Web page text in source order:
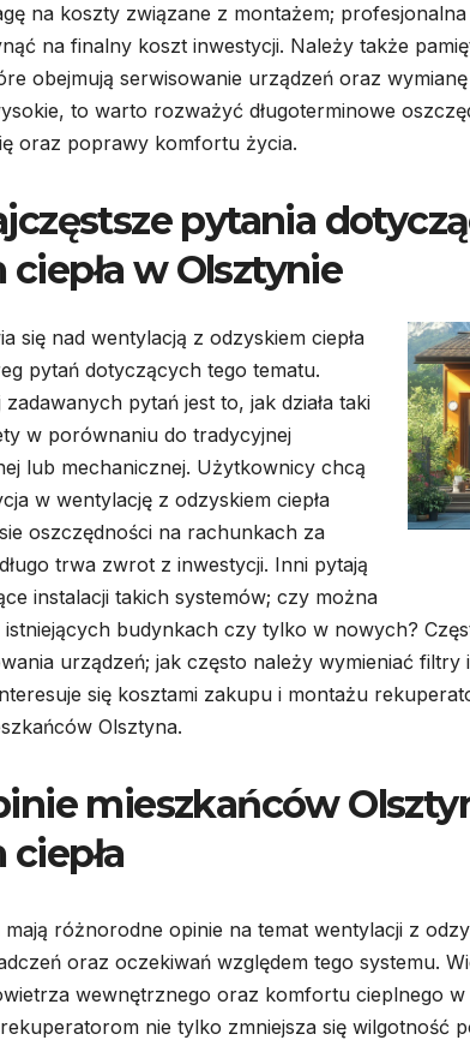
na koszty związane z montażem;
na finalny koszt inwestycji. Należy także
obejmują serwisowanie urządzeń oraz
to warto rozważyć długoterminowe
oraz poprawy komfortu życia.
pytania
w Olsztynie
się nad wentylacją z odzyskiem ciepła
pytań dotyczących tego tematu.
pytań jest to, jak działa taki
w porównaniu do tradycyjnej
lub mechanicznej. Użytkownicy chcą
w wentylację z odzyskiem ciepła
oszczędności na rachunkach za
trwa zwrot z inwestycji. Inni pytają
instalacji takich systemów; czy można
budynkach czy tylko w nowych?
urządzeń; jak często należy wymieniać
się kosztami zakupu i montażu
Olsztyna.
mieszkańców
różnorodne opinie na temat wentylacji z
oraz oczekiwań względem tego systemu.
wewnętrznego oraz komfortu cieplnego
nie tylko zmniejsza się wilgotność